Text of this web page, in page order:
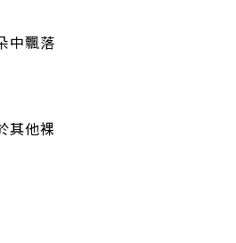
中飄落
其他裸